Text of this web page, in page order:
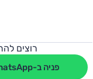
רוצים
פניה ב-WhatsApp